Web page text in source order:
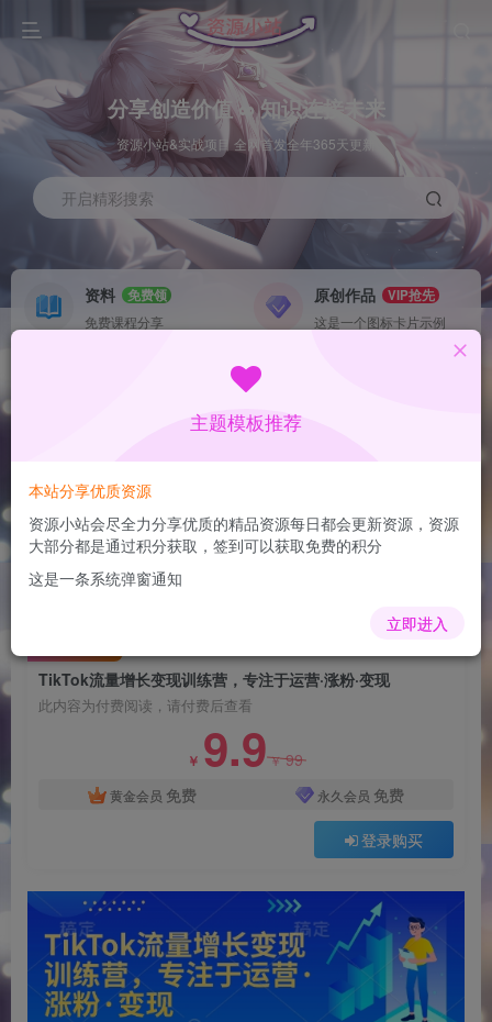
分享创造价值 ∞ 知识连接未来
资源小站&实战项目 全网首发全年365天更新
开启精彩搜索
资料
免费领
免费课程分享
原创作品
VIP抢先
这是一个图标卡片示例
TikTok流量增长变现训练营，专注于运营·涨粉·变
现
1年前更新
78
TikTok流量增长变现训练营，专注于运营·涨粉·变现
此内容为付费阅读，请付费后查看
￥ 9.9￥99
黄金会员 免费 永久会员 免费
登录购买
主题模板推荐
本站分享优质资源
资源小站会尽全力分享优质的精品资源每日都会更新资源，资源
大部分都是通过积分获取，签到可以获取免费的积分
这是一条系统弹窗通知
立即进入